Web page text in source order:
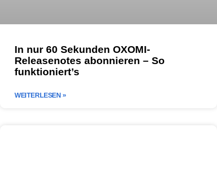
In nur 60 Sekunden OXOMI-
Releasenotes abonnieren – So
funktioniert’s
WEITERLESEN »